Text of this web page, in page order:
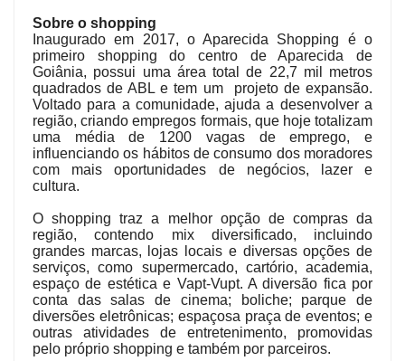
Sobre o shopping
Inaugurado em 2017, o Aparecida Shopping é o
primeiro shopping do centro de Aparecida de
Goiânia, possui uma área total de 22,7 mil metros
quadrados de ABL e tem um projeto de expansão.
Voltado para a comunidade, ajuda a desenvolver a
região, criando empregos formais, que hoje totalizam
uma média de 1200 vagas de emprego, e
influenciando os hábitos de consumo dos moradores
com mais oportunidades de negócios, lazer e
cultura.
O shopping traz a melhor opção de compras da
região, contendo mix diversificado, incluindo
grandes marcas, lojas locais e diversas opções de
serviços, como supermercado, cartório, academia,
espaço de estética e Vapt-Vupt. A diversão fica por
conta das salas de cinema; boliche; parque de
diversões eletrônicas; espaçosa praça de eventos; e
outras atividades de entretenimento, promovidas
pelo próprio shopping e também por parceiros.